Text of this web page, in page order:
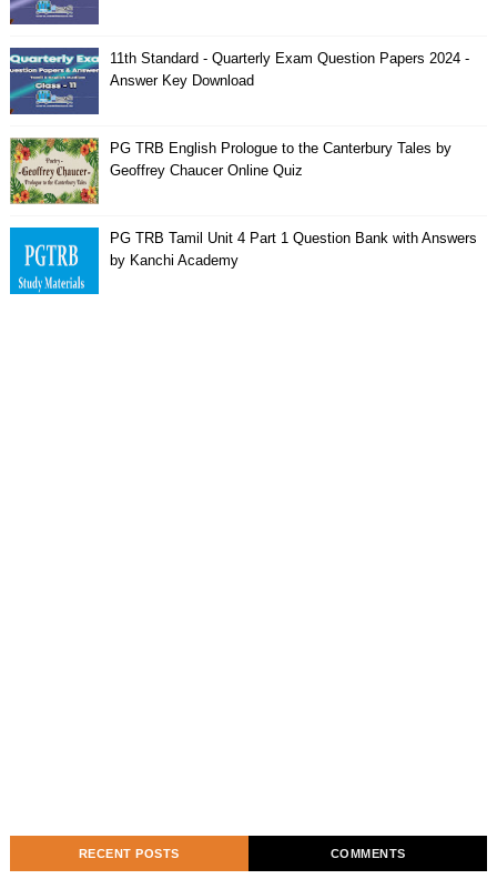
11th Standard - Quarterly Exam Question Papers 2024 -
Answer Key Download
PG TRB English Prologue to the Canterbury Tales by
Geoffrey Chaucer Online Quiz
PG TRB Tamil Unit 4 Part 1 Question Bank with Answers
by Kanchi Academy
RECENT POSTS COMMENTS